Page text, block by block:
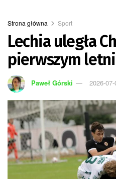
Strona główna Sport
Lechia uległa
pierwszym
Paweł Górski 2026-